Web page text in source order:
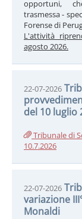
opportuni,
trasmessa -
Forense di
L'attività
agosto 2026.
22-07-2026
del 10 luglio
Tribunale di
10.7.2026
22-07-2026
variazione
Monaldi